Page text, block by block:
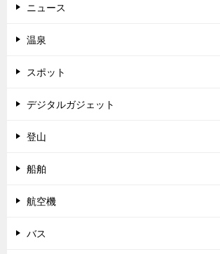
ニュース
温泉
スポット
デジタルガジェット
登山
船舶
航空機
バス